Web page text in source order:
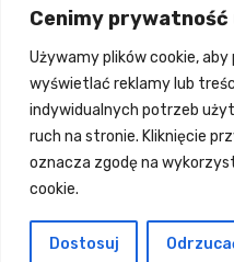
Cenimy
Używamy plików cookie,
wyświetlać reklamy lub
indywidualnych potrzeb
ruch na stronie. Kliknięcie
oznacza zgodę na
cookie.
Dostosuj
Artykuły reklamowe
Emblematy
Wstążki
Grawerka
Wszelkie prawa